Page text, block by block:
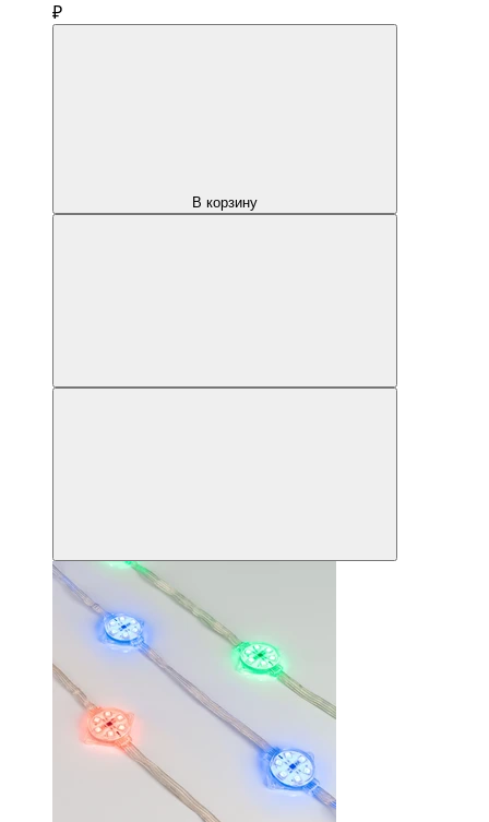
₽
В корзину